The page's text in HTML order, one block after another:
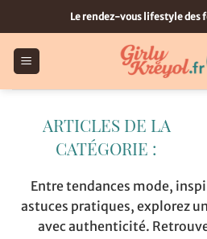
au
contenu
Le rendez-vous lifestyle des
Entre tendances mode,
astuces pratiques, explorez
avec authenticité.